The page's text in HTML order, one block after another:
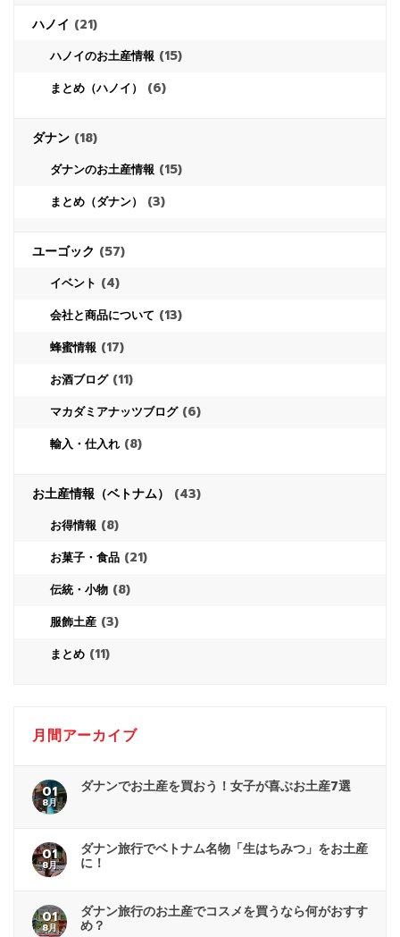
ハノイ (21)
ハノイのお土産情報 (15)
まとめ（ハノイ） (6)
ダナン (18)
ダナンのお土産情報 (15)
まとめ（ダナン） (3)
ユーゴック (57)
イベント (4)
会社と商品について (13)
蜂蜜情報 (17)
お酒ブログ(11)
マカダミアナッツブログ(6)
輸入・仕入れ (8)
お土産情報（ベトナム） (43)
お得情報 (8)
お菓子・食品 (21)
伝統・小物 (8)
服飾土産 (3)
まとめ (11)
月間アーカイブ
01
8月
ダナンでお土産を買おう！女子が喜ぶお土産7選
01
8月
ダナン旅行でベトナム名物「生はちみつ」をお土産
に！
01
8月
ダナン旅行のお土産でコスメを買うなら何がおすす
め？